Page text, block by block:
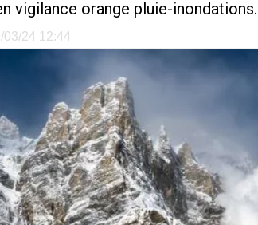
vigilance orange pluie-inondations.
03/24 12:44